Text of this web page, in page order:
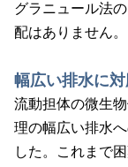
グラニュール法
配はありません。
幅広い排水に
流動担体の微生
理の幅広い排水
した。これまで